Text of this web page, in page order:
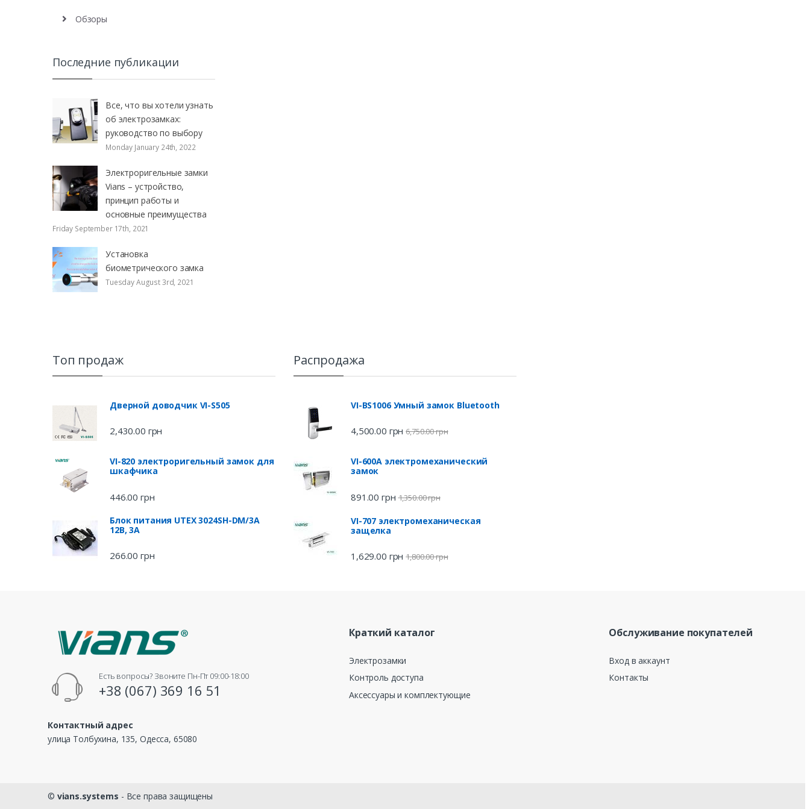
Обзоры
Последние публикации
Все, что вы хотели узнать
об электрозамках:
руководство по выбору
Monday January 24th, 2022
Электроригельные замки
Vians – устройство,
принцип работы и
основные преимущества
Friday September 17th, 2021
Установка
биометрического замка
Tuesday August 3rd, 2021
Топ продаж
Дверной доводчик VI-S505
2,430.00 грн
VI-820 электроригельный замок для
шкафчика
446.00 грн
Блок питания UTEX 3024SH-DM/3A
12В, 3А
266.00 грн
Распродажа
VI-BS1006 Умный замок Bluetooth
4,500.00 грн 6,750.00грн
VI-600A электромеханический
замок
891.00 грн 1,350.00грн
VI-707 электромеханическая
защелка
1,629.00 грн 1,800.00грн
Есть вопросы? Звоните Пн-Пт 09:00-18:00
+38 (067) 369 16 51
Контактный адрес
улица Толбухина, 135, Одесса, 65080
Краткий каталог
Электрозамки
Контроль доступа
Аксессуары и комплектующие
Обслуживание покупателей
Вход в аккаунт
Контакты
© vians.systems - Все права защищены